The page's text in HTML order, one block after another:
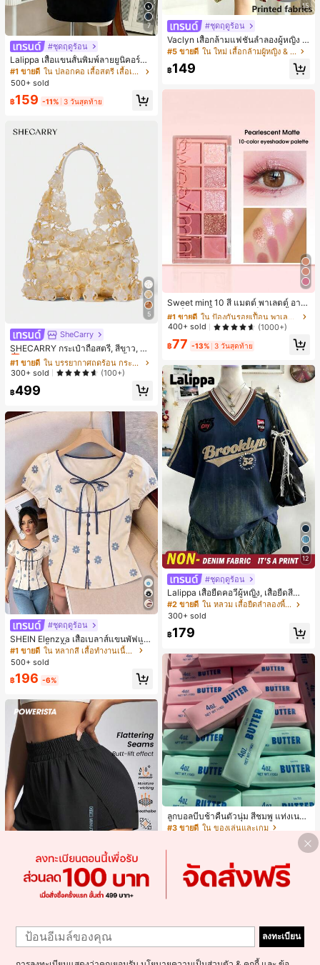
7
#ชุดฤดูร้อน
Lalippa เสื้อแขนสั้นพิมพ์ลายยูนิคอร์นล
ายทางสีตัดกันสำหรับผู้หญิง สไตล์วิทย
าลัย
#1 ขายดี
ใน ปลอกคอ เสื้อสตรี เสื้อเบลาส์ & Tee
500+ sold
฿159 -11% 3 วันสุดท้าย
5
SheCarry
SHECARRY กระเป๋าถือสตรี, สีขาว, แฟ
ชั่น, สง่างาม, วันหยุด, งานปาร์ตี้
#1 ขายดี
เกือบหมดแล้ว!
#1 ขายดี
เกือบหมดแล้ว!
#1 ขายดี
เกือบหมดแล้ว!
#1 ขายดี
ใน บรรยากาศฤดูร้อน กระเป๋าหูหิ้วด้านบนผู้หญิง
เกือบหมดแล้ว!
300+ sold (100+)
฿499
#ชุดฤดูร้อน
SHEIN Elenzya เสื้อเบลาส์แขนพัฟแต่
งระบายสีพื้นสีน้ำเงินสำหรับผู้หญิง, เสื้อ
ครอปเข้ารูปผูกโบว์คอวีตัดกันสำหรับฤ
#1 ขายดี
ใน หลากสี เสื้อทำงานเนื้อผ้านุ่ม
500+ sold
฿196 -6%
Powerista กางเกงขาสั้นกีฬาแบบเรียบ
ง่าย สไตล์วันทุกวัน กางเกงขาสั้นสบาย
พร้อมเสวตเตอร์
#6 ขายดี
70+ sold
15
#ชุดฤดูร้อน
Vaclyn เสื้อกล้ามแฟชั่นลำลองผู้หญิง ล
ายแพตช์เวิร์ก แขนกุด คอกลม ติดกระดุ
#5 ขายดี ใน ใหม่ เสื้อกล้ามผู้หญิง & Camis
฿149
Sweet mint 10 สี แมตต์ พาเลตต์ อาย
แชโดว์ , 1 ชิ้น อย่างสูง เม็ดสี กันน้ำ ทน
ทาน อายแชโดว์ ถาด อายแชโดว์
ลูกค้ากลับมาซื้อซ้ำ!
#1 ขายดี
ลูกค้ากลับมาซื้อซ้ำ!
#1 ขายดี
ลูกค้ากลับมาซื้อซ้ำ!
#1 ขายดี
ใน ป้องกันรอยเปื้อน พาเลตต์อายแชโดว์
ลูกค้ากลับมาซื้อซ้ำ!
400+ sold (1000+)
฿77 -13% 3 วันสุดท้าย
12
#ชุดฤดูร้อน
Lalippa เสื้อยืดคอวีผู้หญิง, เสื้อยืดสีน้ำเ
งินสไตล์มินิมอลเรโทร, เสื้อยืดผู้หญิงทร
งหลวมสบาย, พิมพ์ตัวอักษรและตัวเลข
ดูร้อน, ลวดลายดีไซน์, ความรู้สึกพรีเมีย
ม, ลำลองอเนกประสงค์, สวมใส่ประจำวั
น, กลางแจ้ง, ช้อปปิ้ง, การเดินทาง, เสื้อ
ผ้ากลางแจ้ง
#2 ขายดี
ใน หลวม เสื้อยืดลำลองพื้นฐาน
300+ sold
฿179
ลูกบอลบีบช้าคืนตัวนุ่ม สีชมพู แท่งเนย
บีบคลายเครียด นุ่มยืดหยุ่น ของเล่นบีบ
4 ออนซ์ ของเล่นเกลือ เหมาะสำหรับขอ
งขวัญวันหยุด ของขวัญสนุกและน่ารัก
ขวัญฮาโลวีน ของขวัญคริสต์มาส ของข
วัญปาร์ตี้ สกวิชชี่ ของเล่นสกวิชชี่ ของเ
ล่นคลายเครียดสกวิชชี่ สกวิชชี่เกี๊ยว ขอ
#3 ขายดี ใน ของเล่นและเกม
1
ลงทะเบียน